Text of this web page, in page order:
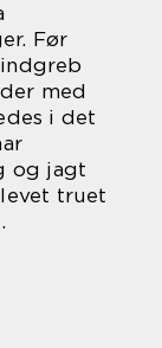
Før
med
i det
og jagt
truet